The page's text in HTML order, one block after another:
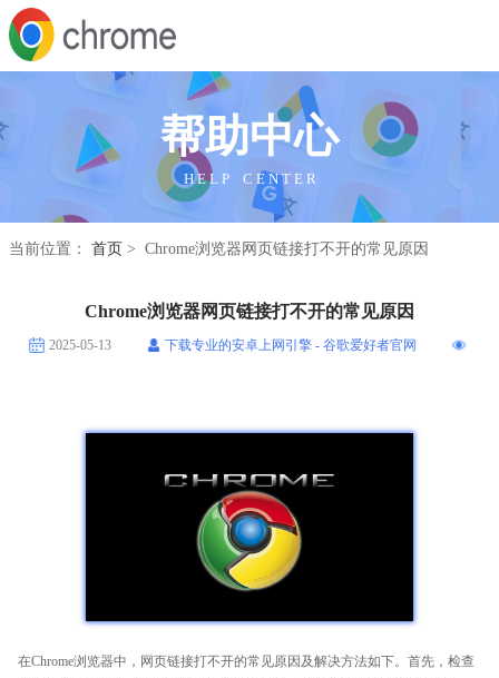
帮助中心
H E L P C E N T E R
当前位置： 首页 > Chrome浏览器网页链接打不开的常见原因
Chrome浏览器网页链接打不开的常见原因
2025-05-13 下载专业的安卓上网引擎 - 谷歌爱好者官网
在Chrome浏览器中，网页链接打不开的常见原因及解决方法如下。首先，检查